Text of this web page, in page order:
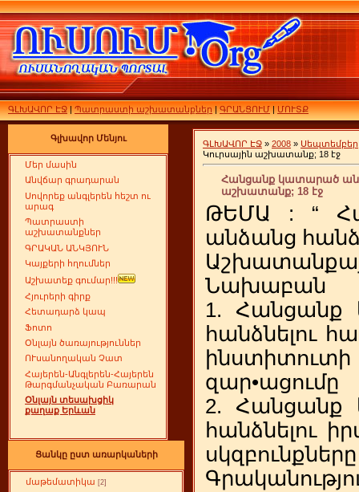
ԳԼԽԱՎՈՐ ԷՋ|Պատրաստի աշխատանքներ|ԳՐԱՆՑՈՒՄ|ՄՈՒՏՔ
Գլխավոր Մենյու
Մեր մասին
Անվճար գրադարան
Սովորեք անգլերեն հեշտ ու
արագ
Պատրաստի
աշխատանքներ
ԳՐԱԿԱՆ ԱՆԿՅՈՒՆ
Կայքերի հղումներ
Աշխատեք գումար!!!
Հյուրերի գիրք
Հետադարձ կապ
Ֆոտո
Օնլայն ծառայություններ
ՈՒսանողական Չատ
Հայերեն-Անգլերեն-Հայերեն
Թարգմանչական Բառարան
Օնլայն տեսախցիկ
քաղաք Երևան
Ցանկը ըստ առարկաների
մաթեմատիկա [2]
ԳԼԽԱՎՈՐ ԷՋ » 2008 » Սեպտեմբեր
Կուրսային աշխատանք; 18 էջ
Հանցանք կատարած
աշխատանք; 18 էջ
ԹԵՄԱ : “
անձանց
Նախաբան
1.
հանձնելու
զար•ացումը
2.
հանձնելու
սկզբունքները